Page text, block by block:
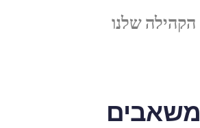
הקהילה שלנו
משאבים